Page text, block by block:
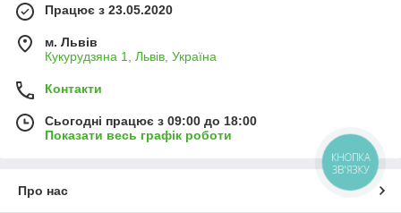
Працює з 23.05.2020
м. Львів
Кукурудзяна 1, Львів, Україна
Контакти
Сьогодні працює з 09:00 до 18:00
Показати весь графік роботи
Про нас
КНОПКА
ЗВ'ЯЗКУ